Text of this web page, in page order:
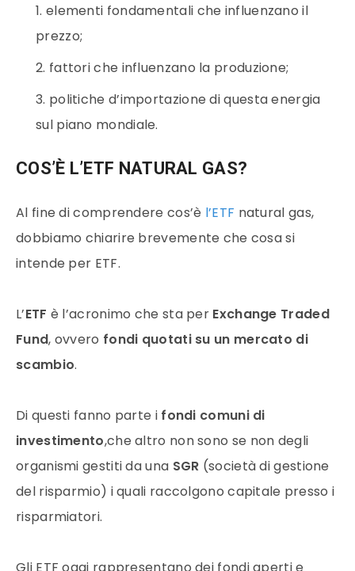
elementi fondamentali che influenzano il
prezzo;
fattori che influenzano la produzione;
politiche d’importazione di questa energia
sul piano mondiale.
COS’È L’ETF NATURAL GAS?
Al fine di comprendere cos’è l’ETF natural gas,
dobbiamo chiarire brevemente che cosa si
intende per ETF.
L’ETF è l’acronimo che sta per Exchange Traded
Fund, ovvero fondi quotati su un mercato di
scambio.
Di questi fanno parte i fondi comuni di
investimento,che altro non sono se non degli
organismi gestiti da una SGR (società di gestione
del risparmio) i quali raccolgono capitale presso i
risparmiatori.